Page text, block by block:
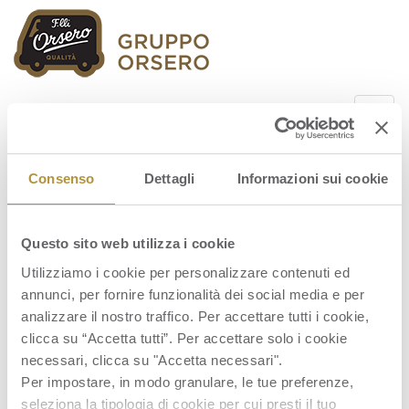
Consenso Dettagli Informazioni sui cookie
Questo sito web utilizza i cookie
Utilizziamo i cookie per personalizzare contenuti ed
annunci, per fornire funzionalità dei social media e per
analizzare il nostro traffico. Per accettare tutti i cookie,
clicca su “Accetta tutti”. Per accettare solo i cookie
necessari, clicca su "Accetta necessari".
Per impostare, in modo granulare, le tue preferenze,
seleziona la tipologia di cookie per cui presti il tuo
Orsero S.p.A. – Interim Financial Report
as at March 31 2025